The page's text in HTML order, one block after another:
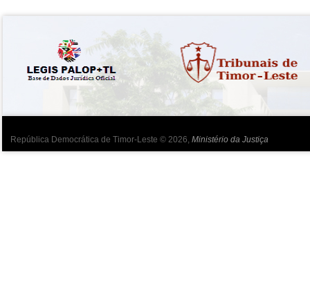
República Democrática de Timor-Leste © 2026, Ministério da Justiça